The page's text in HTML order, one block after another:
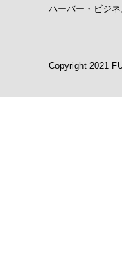
ハーバー・ビジ
Copyright 2021